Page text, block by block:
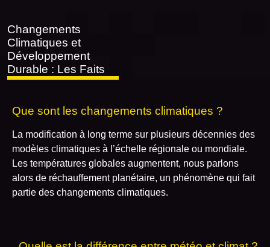
Changements
Climatiques et
Développement
Durable : Les Faits
Que sont les changements climatiques ?
La modification à long terme sur plusieurs décennies des
modèles climatiques à l’échelle régionale ou mondiale.
Les températures globales augmentent, nous parlons
alors de réchauffement planétaire, un phénomène qui fait
partie des changements climatiques.